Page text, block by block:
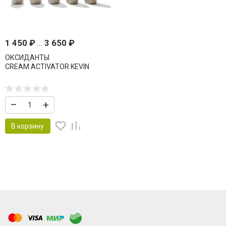
1 450 ₽ ... 3 650 ₽
ОКСИДАНТЫ
CREAM.ACTIVATOR KEVIN
– +
В корзину